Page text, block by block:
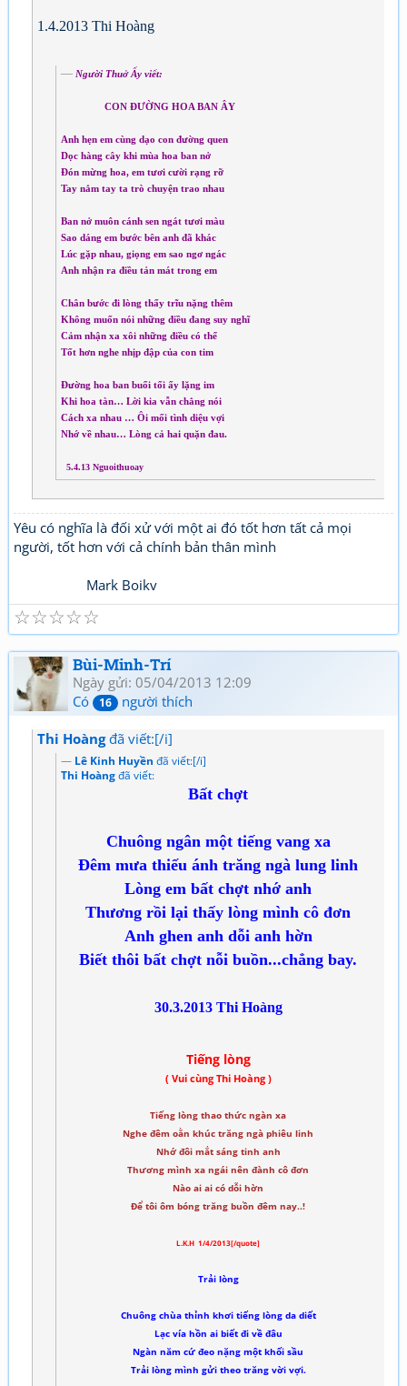
1.4.2013 Thi Hoàng
Người Thuở Ấy viết:
CON ĐƯỜNG HOA BAN ÂY
Anh hẹn em cùng dạo con đường quen
Dọc hàng cây khi mùa hoa ban nở
Đón mừng hoa, em tươi cười rạng rỡ
Tay nắm tay ta trò chuyện trao nhau
Ban nở muôn cánh sen ngát tươi màu
Sao dáng em bước bên anh đã khác
Lúc gặp nhau, giọng em sao ngơ ngác
Anh nhận ra điều tản mát trong em
Chân bước đi lòng thấy trĩu nặng thêm
Không muốn nói những điều đang suy nghĩ
Cảm nhận xa xôi những điều có thể
Tốt hơn nghe nhịp đập của con tim
Đường hoa ban buổi tối ấy lặng im
Khi hoa tàn… Lời kia vẫn chẳng nói
Cách xa nhau … Ôi mối tình diệu vợi
Nhớ về nhau… Lòng cả hai quặn đau.
5.4.13 Nguoithuoay
Yêu có nghĩa là đối xử với một ai đó tốt hơn tất cả mọi
người, tốt hơn với cả chính bản thân mình
Mark Boikv
☆
☆
☆
☆
☆
Bùi-Minh-Trí
Ngày gửi: 05/04/2013 12:09
Có
16 người thích
Thi Hoàngđã viết:[/i]
Lê Kinh Huyền đã viết:[/i]
Thi Hoàngđã viết:
Bất chợt
Chuông ngân một tiếng vang xa
Đêm mưa thiếu ánh trăng ngà lung linh
Lòng em bất chợt nhớ anh
Thương rồi lại thấy lòng mình cô đơn
Anh ghen anh dỗi anh hờn
Biết thôi bất chợt nỗi buồn...chẳng bay.
30.3.2013 Thi Hoàng
Tiếng lòng
( Vui cùng Thi Hoàng )
Tiếng lòng thao thức ngàn xa
Nghe đêm oằn khúc trăng ngà phiêu linh
Nhớ đôi mắt sáng tinh anh
Th­ương mình xa ngái nên đành cô đơn
Nào ai ai có dỗi hờn
Để tôi ôm bóng trăng buồn đêm nay..!
L.K.H 1/4/2013[/quote]
Trải lòng
Chuông chùa thỉnh khơi tiếng lòng da diết
Lạc vía hồn ai biết đi về đâu
Ngàn năm cứ đeo nặng một khối sầu
Trải lòng mình gửi theo trăng vời vợi.